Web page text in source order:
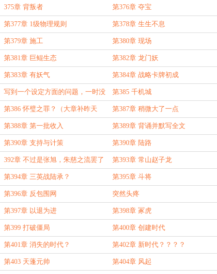
375章 背叛者 第376章 夺宝
第377章 1级物理规则 第378章 生生不息
第379章 施工 第380章 现场
第381章 巨鲲生态 第382章 龙门妖
第383章 有妖气 第384章 战略卡牌初成
写到一个设定方面的问题，一时没
搞好。
第385 千机城
第386 怀璧之罪？（大章补昨天
的）
第387章 稍微大了一点
第388章 第一批收入 第389章 背诵并默写全文
第390章 支持与计策 第390章 陆路
392章 不过是张旭，朱慈之流罢了 第393章 常山赵子龙
第394章 三英战陆承？ 第395章 斗将
第396章 反包围网 突然头疼
第397章 以退为进 第398章 冢虎
第399 打破僵局 第400章 创建时代
第401章 消失的时代？ 第402章 新时代？？？？
第403 天蓬元帅 第404章 风起